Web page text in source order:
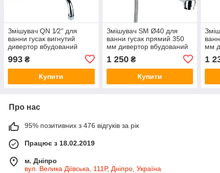
Змішувач QN 1⁄2" для
ванни гусак вигнутий
дивертор вбудований
кульовий AQUATICA QN-
2C458C (9786200)
993 ₴
Купити
Змішувач SM Ø40 для
ванни гусак прямий 350
мм дивертор вбудований
2C244C (9843220)
1 250₴
Купити
мм
1
Про нас
95% позитивних з 476 відгуків за рік
Працює з 18.02.2019
м. Дніпро
вул. Велика Діївська, 111Р, Дніпро, Україна